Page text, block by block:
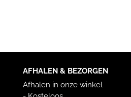
AFHALEN & BEZORGEN
Afhalen in onze winkel